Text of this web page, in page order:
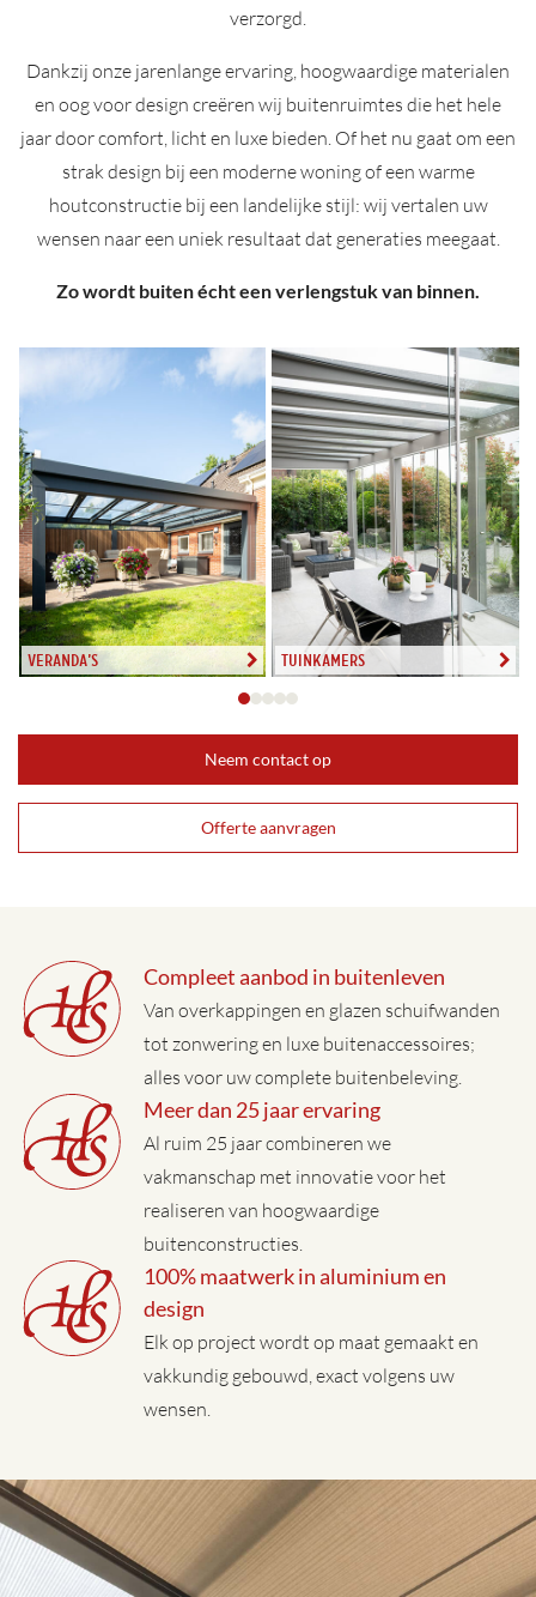
verzorgd.
Dankzij onze jarenlange ervaring, hoogwaardige materialen
en oog voor design creëren wij buitenruimtes die het hele
jaar door comfort, licht en luxe bieden. Of het nu gaat om een
strak design bij een moderne woning of een warme
houtconstructie bij een landelijke stijl: wij vertalen uw
wensen naar een uniek resultaat dat generaties meegaat.
Zo wordt buiten écht een verlengstuk van binnen.
Veranda’s Tuinkamers
Neem contact op
Offerte aanvragen
Compleet aanbod in buitenleven
Van overkappingen en glazen schuifwanden
tot zonwering en luxe buitenaccessoires;
alles voor uw complete buitenbeleving.
Meer dan 25 jaar ervaring
Al ruim 25 jaar combineren we
vakmanschap met innovatie voor het
realiseren van hoogwaardige
buitenconstructies.
100% maatwerk in aluminium en
design
Elk op project wordt op maat gemaakt en
vakkundig gebouwd, exact volgens uw
wensen.